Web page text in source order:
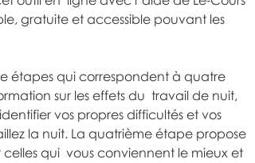
gratuite et accessible pouvant les
étapes qui correspondent à quatre
sur les effets du  travail de nuit,
vos propres difficultés et vos
la nuit. La quatrième étape propose
celles qui  vous conviennent le mieux et